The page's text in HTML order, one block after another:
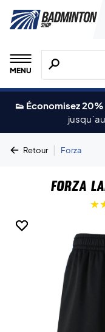
MENU
Recherche
👟 Économisez
Retour | Forza
Forza